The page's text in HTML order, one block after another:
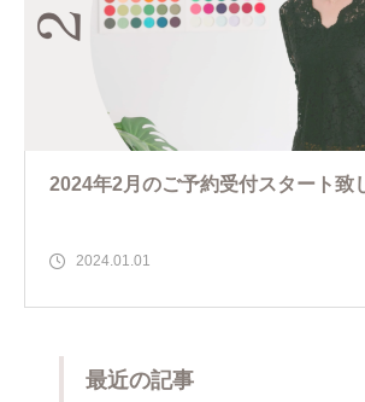
2024年2月のご予約受付スタート致
2024.01.01
最近の記事